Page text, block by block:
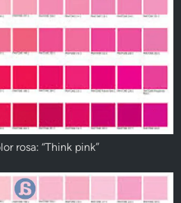
rosa: “Think pink”